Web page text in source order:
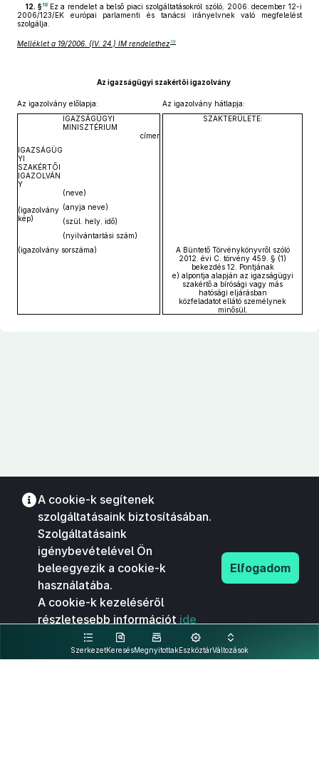
12. §18 Ez a rendelet a belső piaci szolgáltatásokról szóló, 2006. december 12-i
2006/123/EK európai parlamenti és tanácsi irányelvnek való megfelelést
szolgálja.
Melléklet a 19/2006. (IV. 24.) IM rendelethez19
Az igazságügyi szakértői igazolvány
Az igazolvány előlapja:
Az igazolvány hátlapja:
IGAZSÁGÜGYI
MINISZTÉRIUM
SZAKTERÜLETE:
címer
IGAZSÁGÜG
YI
SZAKÉRTŐI
IGAZOLVÁN
Y
(igazolvány
kép)
(neve)
(anyja neve)
(szül. hely, idő)
(nyilvántartási szám)
(igazolvány sorszáma)
A Büntető Törvénykönyvről szóló
2012. évi C. törvény 459. § (1)
bekezdés 12. Pontjának
e) alpontja alapján az igazságügyi
szakértő a bírósági vagy más
hatósági eljárásban
közfeladatot ellátó személynek
minősül.
SzerkezetKeresésMegnyitottakEszköztárVáltozások
A cookie-k segítenek
szolgáltatásaink biztosításában.
Szolgáltatásaink
igénybevételével Ön
beleegyezik a cookie-k
használatába.
A cookie-k kezeléséről
részletesebb információt ide
kattintva olvashat.
Elfogadom